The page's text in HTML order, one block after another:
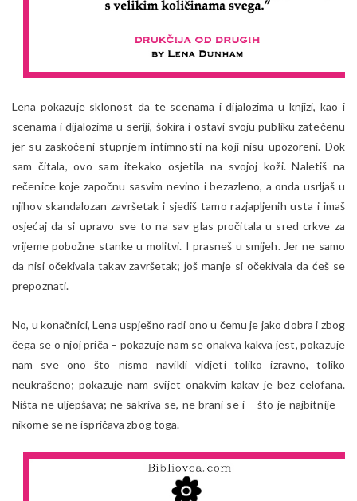
Lena pokazuje sklonost da te scenama i dijalozima u knjizi, kao i
scenama i dijalozima u seriji, šokira i ostavi svoju publiku zatečenu
jer su zaskočeni stupnjem intimnosti na koji nisu upozoreni. Dok
sam čitala, ovo sam itekako osjetila na svojoj koži. Naletiš na
rečenice koje započnu sasvim nevino i bezazleno, a onda usrljaš u
njihov skandalozan završetak i sjediš tamo razjapljenih usta i imaš
osjećaj da si upravo sve to na sav glas pročitala u sred crkve za
vrijeme pobožne stanke u molitvi. I prasneš u smijeh. Jer ne samo
da nisi očekivala takav završetak; još manje si očekivala da ćeš se
prepoznati.
No, u konačnici, Lena uspješno radi ono u čemu je jako dobra i zbog
čega se o njoj priča – pokazuje nam se onakva kakva jest, pokazuje
nam sve ono što nismo navikli vidjeti toliko izravno, toliko
neukrašeno; pokazuje nam svijet onakvim kakav je bez celofana.
Ništa ne uljepšava; ne sakriva se, ne brani se i – što je najbitnije –
nikome se ne ispričava zbog toga.